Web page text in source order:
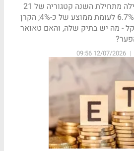
הראל ישראל 25/75 מובילה מתחילת השנה קטגוריה של 21
קרנות, עם תשואה של כ-6.7% לעומת ממוצע של כ-4%; הקרן
שקל - מה יש בתיק שלה, והאם טאואר
|
12/07/2026 09:56